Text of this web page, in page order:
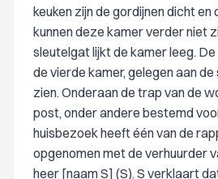
keuken zijn de gordijnen dicht
kunnen deze kamer verder niet
sleutelgat lijkt de kamer leeg.
de vierde kamer, gelegen aan
zien. Onderaan de trap van de
post, onder andere bestemd
huisbezoek heeft één van de
opgenomen met de verhuurder
heer [naam S] (S). S verklaart